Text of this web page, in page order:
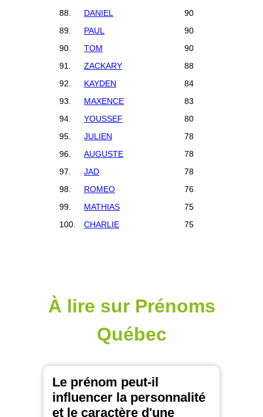
88. DANIEL
90
89.
PAUL
90
90.
TOM
90
91.
ZACKARY
88
92.
KAYDEN
84
93.
MAXENCE
83
94.
YOUSSEF
80
95.
JULIEN
78
96.
AUGUSTE
78
97.
JAD
78
98.
ROMEO
76
99.
MATHIAS
75
100.
CHARLIE 75
À lire sur Prénoms
Québec
Le prénom peut-il
influencer la personnalité
et le caractère d'une